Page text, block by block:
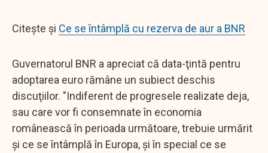
Citește și Ce se întâmplă cu rezerva de aur a BNR
Guvernatorul BNR a apreciat că data-ţintă pentru
adoptarea euro rămâne un subiect deschis
discuţiilor. "Indiferent de progresele realizate deja,
sau care vor fi consemnate în economia
românească în perioada următoare, trebuie urmărit
şi ce se întâmplă în Europa, şi în special ce se